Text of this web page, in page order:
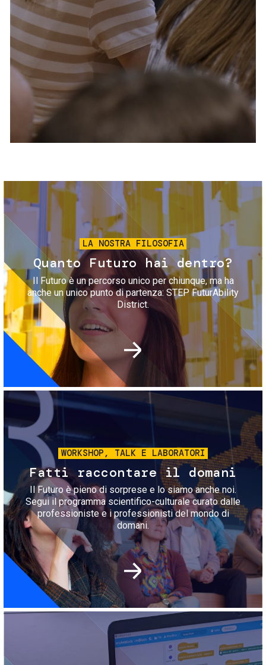
Servizi e accessibilità
Contatti
FAQ
Biglietti
Immagine
LA NOSTRA FILOSOFIA
Quanto Futuro hai dentro?
Il Futuro è un percorso unico per chiunque, ma ha
anche un unico punto di partenza: STEP FuturAbility
District.
Immagine
WORKSHOP, TALK E LABORATORI
Fatti raccontare il domani
Il Futuro è pieno di sorprese e lo siamo anche noi.
Segui il programma scientifico-culturale curato dalle
professioniste e i professionisti del mondo di
domani.
Immagine